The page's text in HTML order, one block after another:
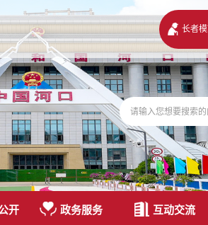
长者
开 政务服务 互动交流